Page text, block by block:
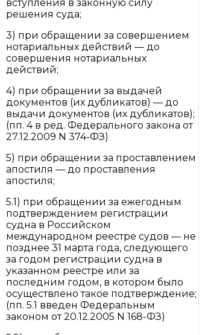
вступления в законную силу
решения суда;
3) при обращении за совершением
нотариальных действий — до
совершения нотариальных
действий;
4) при обращении за выдачей
документов (их дубликатов) — до
выдачи документов (их дубликатов);
(пп. 4 в ред. Федерального закона от
27.12.2009 N 374-ФЗ)
5) при обращении за проставлением
апостиля — до проставления
апостиля;
5.1) при обращении за ежегодным
подтверждением регистрации
судна в Российском
международном реестре судов — не
позднее 31 марта года, следующего
за годом регистрации судна в
указанном реестре или за
последним годом, в котором было
осуществлено такое подтверждение;
(пп. 5.1 введен Федеральным
законом от 20.12.2005 N 168-ФЗ)